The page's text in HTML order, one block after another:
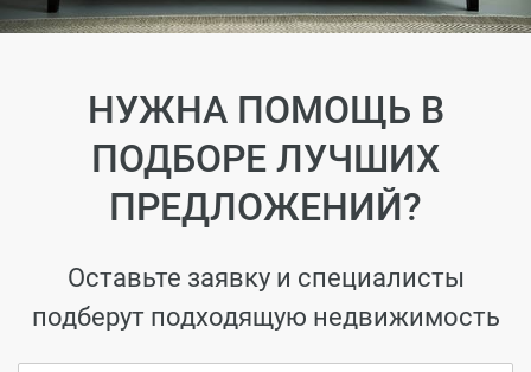
НУЖНА ПОМОЩЬ В
ПОДБОРЕ ЛУЧШИХ
ПРЕДЛОЖЕНИЙ?
Оставьте заявку и специалисты
подберут подходящую недвижимость